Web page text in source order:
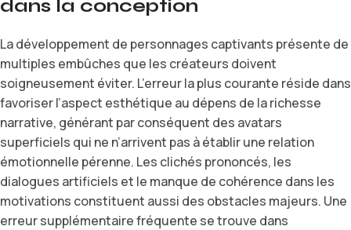
dans la conception
La développement de personnages captivants présente de
multiples embûches que les créateurs doivent
soigneusement éviter. L’erreur la plus courante réside dans
favoriser l’aspect esthétique au dépens de la richesse
narrative, générant par conséquent des avatars
superficiels qui ne n’arrivent pas à établir une relation
émotionnelle pérenne. Les clichés prononcés, les
dialogues artificiels et le manque de cohérence dans les
motivations constituent aussi des obstacles majeurs. Une
erreur supplémentaire fréquente se trouve dans